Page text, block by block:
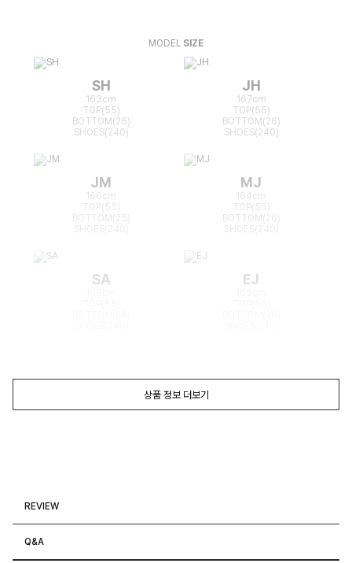
MODEL SIZE
SH
163cm
TOP(55)
BOTTOM(26)
SHOES(240)
JH
167cm
TOP(55)
BOTTOM(26)
SHOES(240)
JM
166cm
TOP(55)
BOTTOM(25)
MJ
164cm
TOP(55)
BOTTOM(26)
SA EJ
상품 정보 더보기
REVIEW
Q&A